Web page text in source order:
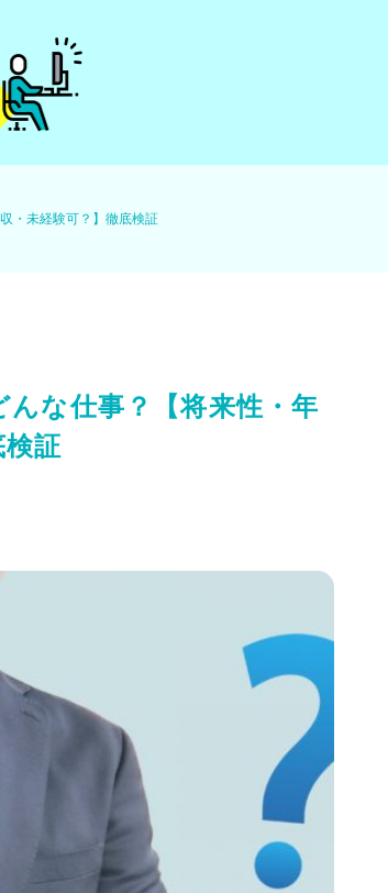
・未経験可？】徹底検証
な仕事？【将来性・年
証